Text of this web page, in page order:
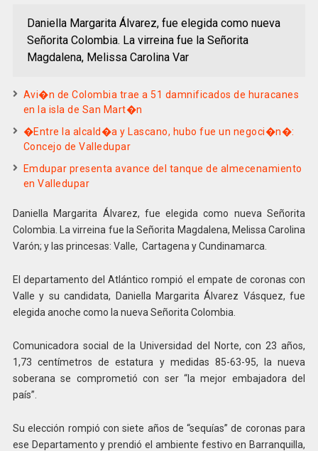
Daniella Margarita Álvarez, fue elegida como nueva
Señorita Colombia. La virreina fue la Señorita
Magdalena, Melissa Carolina Var
Avi�n de Colombia trae a 51 damnificados de huracanes
en la isla de San Mart�n
�Entre la alcald�a y Lascano, hubo fue un negoci�n�:
Concejo de Valledupar
Emdupar presenta avance del tanque de almecenamiento
en Valledupar
Daniella Margarita Álvarez, fue elegida como nueva Señorita
Colombia. La virreina fue la Señorita Magdalena, Melissa Carolina
Varón; y las princesas: Valle, Cartagena y Cundinamarca.
El departamento del Atlántico rompió el empate de coronas con
Valle y su candidata, Daniella Margarita Álvarez Vásquez, fue
elegida anoche como la nueva Señorita Colombia.
Comunicadora social de la Universidad del Norte, con 23 años,
1,73 centímetros de estatura y medidas 85-63-95, la nueva
soberana se comprometió con ser “la mejor embajadora del
país”.
Su elección rompió con siete años de “sequías” de coronas para
ese Departamento y prendió el ambiente festivo en Barranquilla,